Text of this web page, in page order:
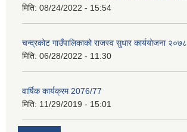
मिति: 08/24/2022 - 15:54
चन्द्रकोट गाउँपालिकाको राजस्व सुधार कार्ययोजना २०७८
मिति: 06/28/2022 - 11:30
वार्षिक कार्यक्रम 2076/77
मिति: 11/29/2019 - 15:01